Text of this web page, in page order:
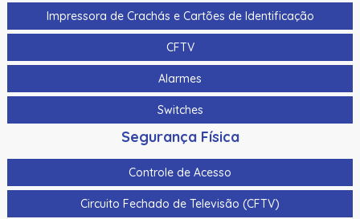
Impressora de Crachás e Cartões de Identificação
CFTV
Alarmes
Switches
Segurança Física
Controle de Acesso
Circuito Fechado de Televisão (CFTV)